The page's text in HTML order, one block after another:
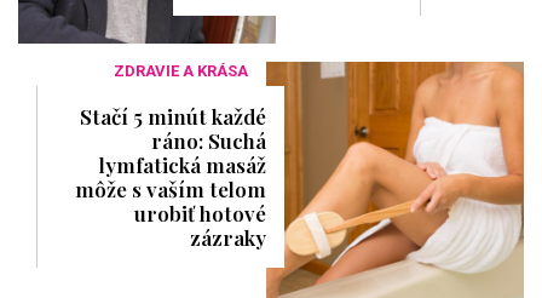
ZDRAVIE A KRÁSA
Stačí 5 minút každé
ráno: Suchá
lymfatická masáž
môže s vaším telom
urobiť hotové
zázraky